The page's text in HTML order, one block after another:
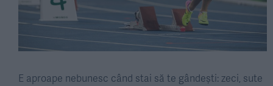
E aproape nebunesc când stai să te gândești: zeci, sute